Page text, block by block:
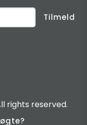
Tilmeld
rights reserved.